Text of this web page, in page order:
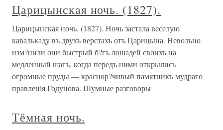
Царицынская ночь. (1827).
Царицынская ночь. (1827). Ночь застала веселую
кавалькаду въ двухъ верстахъ отъ Царицына. Невольно
изм?нили они быстрый б?гъ лошадей своихъ на
медленный шагъ, когда передъ ними открылись
огромные пруды — краснор?чивый памятникъ мудраго
правленія Годунова. Шумные разговоры
Тёмная ночь.